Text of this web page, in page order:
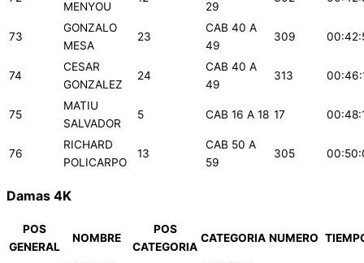
MENYOU
29
73
GONZALO
MESA
23
CAB 40 A
49
309
74
CESAR
GONZALEZ
24
CAB 40 A
49
313
75
MATIU
SALVADOR
5 CAB 16 A 18 17
76
RICHARD
POLICARPO
13
CAB 50 A
59
305
Damas 4K
POS
GENERAL
NOMBRE
POS
CATEGORIA
CATEGORIA NUMERO